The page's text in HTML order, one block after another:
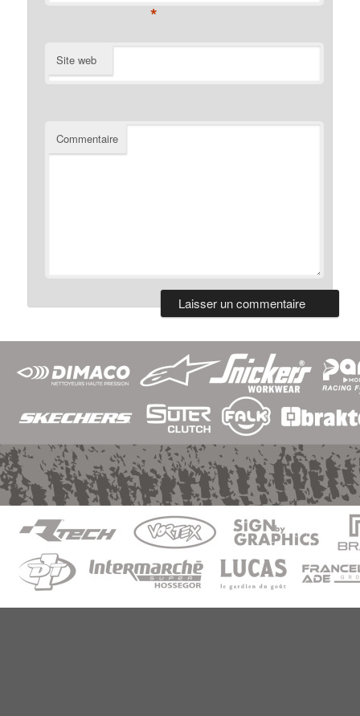
*
Site web
Commentaire